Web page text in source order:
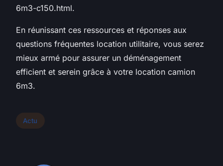
6m3-c150.html.
En réunissant ces ressources et réponses aux
questions fréquentes location utilitaire, vous serez
mieux armé pour assurer un déménagement
efficient et serein grâce à votre location camion
6m3.
Actu